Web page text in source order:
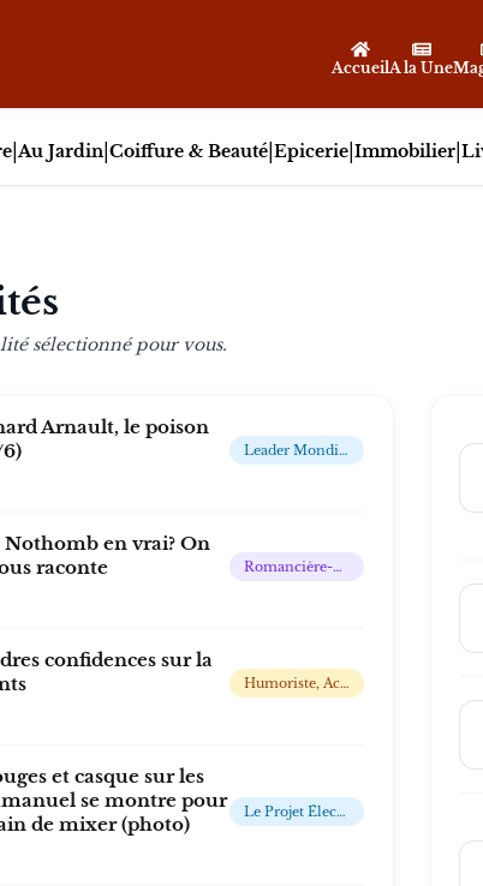
AccueilA la Une
|Au Jardin| Coiffure & Beauté| Epicerie| Immobilier|
sélectionné pour vous.
Arnault, le poison
Leader Mondial De L'industrie Du Luxe
en vrai? On
raconte
Romancière-Auteure-Conférencière
confidences sur la
Humoriste, Acteur, Réalisateur Et Chanteur Maroco-Canadien
et casque sur les
se montre pour
de mixer (photo)
Le Projet Électro Du Prince Emmanuel De Belgique